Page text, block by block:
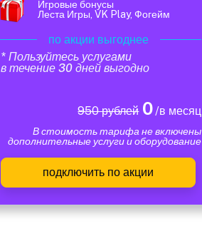
Игровые бонусы
Леста Игры, VK Play, Фогейм
по акции выгоднее
* Пользуйтесь услугами
в течение 30 дней выгодно
950 рублей0/в месяц
В стоимость тарифа не включены
дополнительные услуги и оборудование
подключить по акции